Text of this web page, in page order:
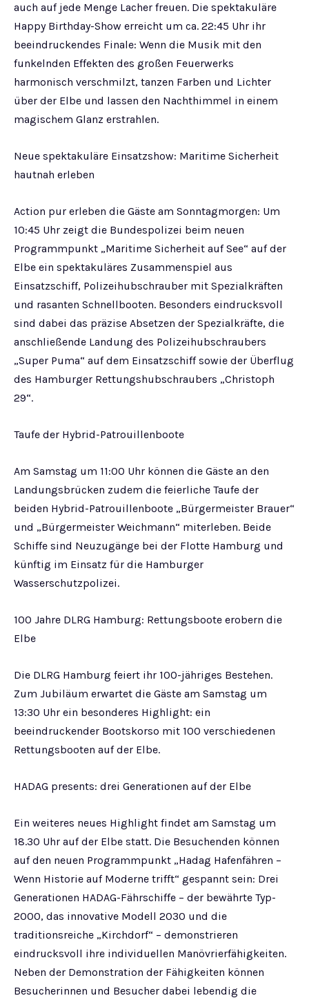
auch auf jede Menge Lacher freuen. Die spektakuläre
Happy Birthday-Show erreicht um ca. 22:45 Uhr ihr
beeindruckendes Finale: Wenn die Musik mit den
funkelnden Effekten des großen Feuerwerks
harmonisch verschmilzt, tanzen Farben und Lichter
über der Elbe und lassen den Nachthimmel in einem
magischem Glanz erstrahlen.
Neue spektakuläre Einsatzshow: Maritime Sicherheit
hautnah erleben
Action pur erleben die Gäste am Sonntagmorgen: Um
10:45 Uhr zeigt die Bundespolizei beim neuen
Programmpunkt „Maritime Sicherheit auf See“ auf der
Elbe ein spektakuläres Zusammenspiel aus
Einsatzschiff, Polizeihubschrauber mit Spezialkräften
und rasanten Schnellbooten. Besonders eindrucksvoll
sind dabei das präzise Absetzen der Spezialkräfte, die
anschließende Landung des Polizeihubschraubers
„Super Puma“ auf dem Einsatzschiff sowie der Überflug
des Hamburger Rettungshubschraubers „Christoph
29“.
Taufe der Hybrid-Patrouillenboote
Am Samstag um 11:00 Uhr können die Gäste an den
Landungsbrücken zudem die feierliche Taufe der
beiden Hybrid-Patrouillenboote „Bürgermeister Brauer“
und „Bürgermeister Weichmann“ miterleben. Beide
Schiffe sind Neuzugänge bei der Flotte Hamburg und
künftig im Einsatz für die Hamburger
Wasserschutzpolizei.
100 Jahre DLRG Hamburg: Rettungsboote erobern die
Elbe
Die DLRG Hamburg feiert ihr 100-jähriges Bestehen.
Zum Jubiläum erwartet die Gäste am Samstag um
13:30 Uhr ein besonderes Highlight: ein
beeindruckender Bootskorso mit 100 verschiedenen
Rettungsbooten auf der Elbe.
HADAG presents: drei Generationen auf der Elbe
Ein weiteres neues Highlight findet am Samstag um
18.30 Uhr auf der Elbe statt. Die Besuchenden können
auf den neuen Programmpunkt „Hadag Hafenfähren –
Wenn Historie auf Moderne trifft“ gespannt sein: Drei
Generationen HADAG-Fährschiffe – der bewährte Typ-
2000, das innovative Modell 2030 und die
traditionsreiche „Kirchdorf“ – demonstrieren
eindrucksvoll ihre individuellen Manövrierfähigkeiten.
Neben der Demonstration der Fähigkeiten können
Besucherinnen und Besucher dabei lebendig die